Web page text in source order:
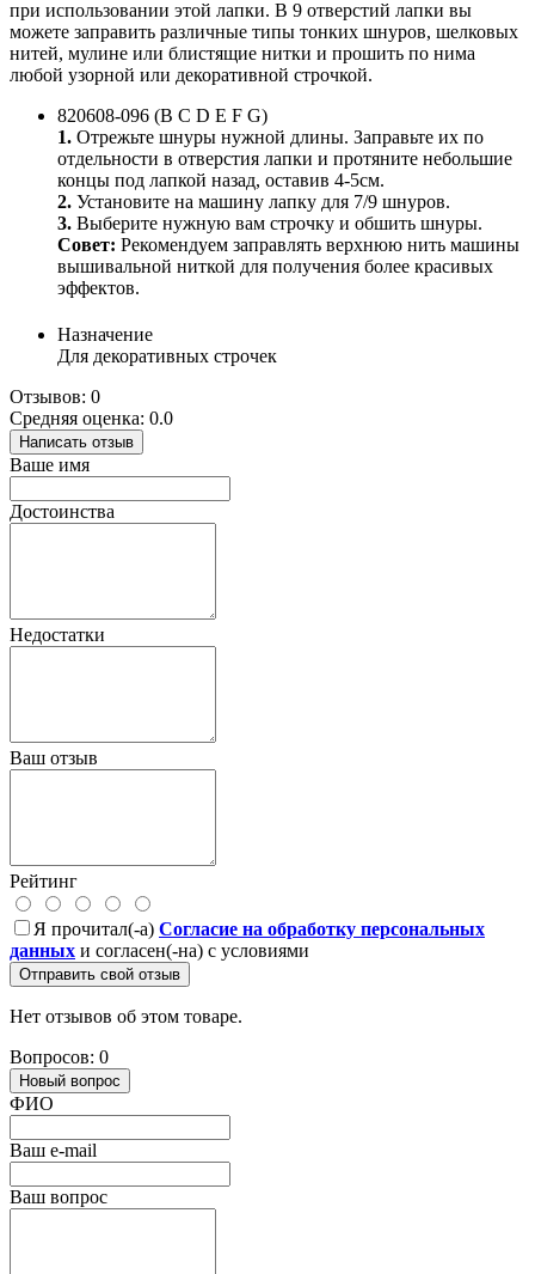
при использовании этой лапки. В 9 отверстий лапки вы
можете заправить различные типы тонких шнуров, шелковых
нитей, мулине или блистящие нитки и прошить по нима
любой узорной или декоративной строчкой.
820608-096 (B C D E F G)
1. Отрежьте шнуры нужной длины. Заправьте их по
отдельности в отверстия лапки и протяните небольшие
концы под лапкой назад, оставив 4-5см.
2. Установите на машину лапку для 7/9 шнуров.
3. Выберите нужную вам строчку и обшить шнуры.
Совет: Рекомендуем заправлять верхнюю нить машины
вышивальной ниткой для получения более красивых
эффектов.
Назначение
Для декоративных строчек
Отзывов: 0
Средняя оценка: 0.0
Написать отзыв
Ваше имя
Достоинства
Недостатки
Ваш отзыв
Рейтинг
Я прочитал(-а) Согласие на обработку персональных
данных и согласен(-на) с условиями
Отправить свой отзыв
Нет отзывов об этом товаре.
Вопросов: 0
Новый вопрос
ФИО
Ваш e-mail
Ваш вопрос